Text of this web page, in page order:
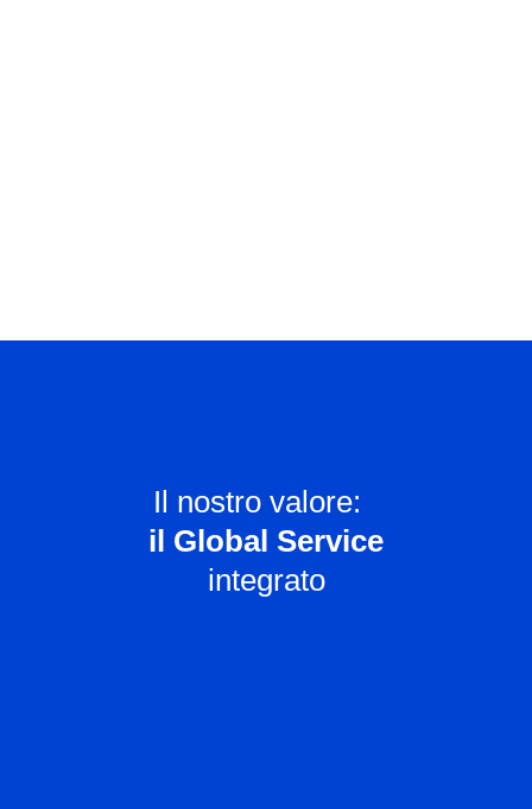
Il nostro valore:
il Global Service
integrato